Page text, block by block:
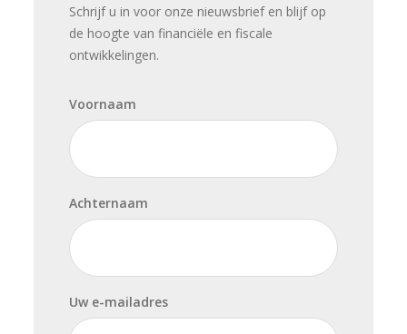
Schrijf u in voor onze nieuwsbrief en blijf op
de hoogte van financiële en fiscale
ontwikkelingen.
Voornaam
Achternaam
Uw e-mailadres